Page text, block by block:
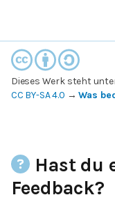
Dieses Werk steht
CC BY-SA 4.0 →Was
Hast du
Feedback?